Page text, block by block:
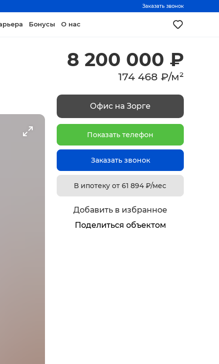
Заказать звонок
Бонусы О нас
8 200 000 ₽
174 468 ₽/м²
Офис на Зорге
Показать телефон
Заказать звонок
В ипотеку от 61 894₽/мес
Добавить в избранное
Поделиться объектом